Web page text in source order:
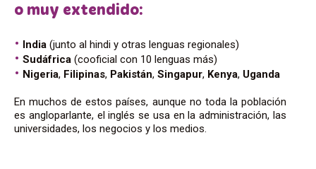
o muy extendido:
India (junto al hindi y otras lenguas regionales)
Sudáfrica (cooficial con 10 lenguas más)
Nigeria, Filipinas, Pakistán, Singapur, Kenya, Uganda
En muchos de estos países, aunque no toda la población
es angloparlante, el inglés se usa en la administración, las
universidades, los negocios y los medios.